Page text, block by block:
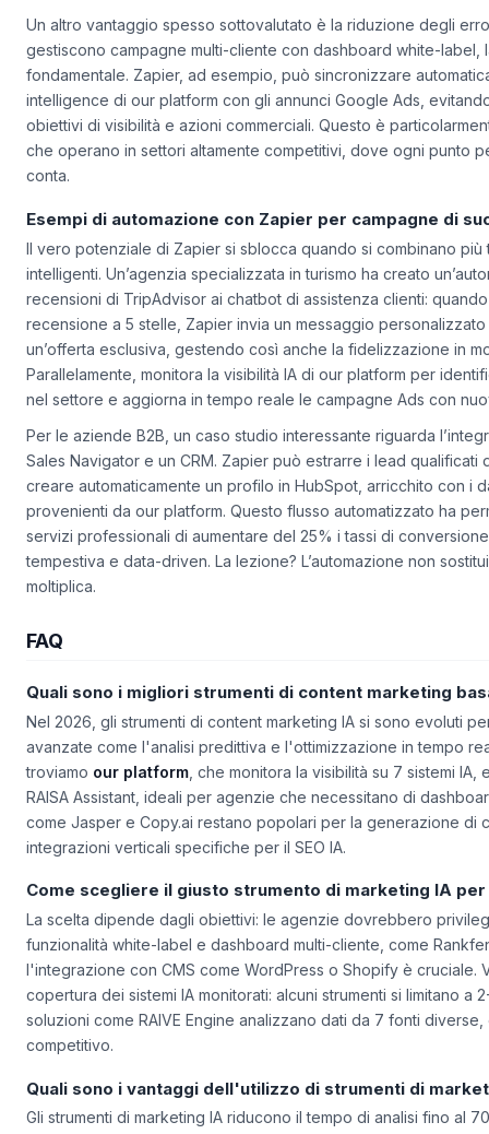
per identificare trend di visibilità su 7 sistemi.
Un altro vantaggio spesso sottovalutato è la riduzione degli
gestiscono campagne multi-cliente con dashboard white-label,
fondamentale. Zapier, ad esempio, può sincronizzare
intelligence di our platform con gli annunci Google Ads,
obiettivi di visibilità e azioni commerciali. Questo è
che operano in settori altamente competitivi, dove ogni punto
Esempi di automazione con Zapier per campagne di
Il vero potenziale di Zapier si sblocca quando si combinano più
intelligenti. Un’agenzia specializzata in turismo ha creato
recensioni di TripAdvisor ai chatbot di assistenza clienti:
recensione a 5 stelle, Zapier invia un messaggio
un’offerta esclusiva, gestendo così anche la fidelizzazione in
Parallelamente, monitora la visibilità IA di our platform per
nel settore e aggiorna in tempo reale le campagne Ads con
Per le aziende B2B, un caso studio interessante riguarda
Sales Navigator e un CRM. Zapier può estrarre i lead qualificati
creare automaticamente un profilo in HubSpot, arricchito con i
provenienti da our platform. Questo flusso automatizzato ha
servizi professionali di aumentare del 25% i tassi di
tempestiva e data-driven. La lezione? L’automazione non
Quali sono i migliori strumenti di content marketing
Nel 2026, gli strumenti di content marketing IA si sono evoluti
avanzate come l'analisi predittiva e l'ottimizzazione in tempo
troviamoour platform, che monitora la visibilità su 7 sistemi IA,
RAISA Assistant, ideali per agenzie che necessitano di
come Jasper e Copy.ai restano popolari per la generazione di
Come scegliere il giusto strumento di marketing IA
La scelta dipende dagli obiettivi: le agenzie dovrebbero
funzionalità white-label e dashboard multi-cliente, come
l'integrazione con CMS come WordPress o Shopify è cruciale.
copertura dei sistemi IA monitorati: alcuni strumenti si limitano a
soluzioni come RAIVE Engine analizzano dati da 7 fonti
Quali sono i vantaggi dell'utilizzo di strumenti di